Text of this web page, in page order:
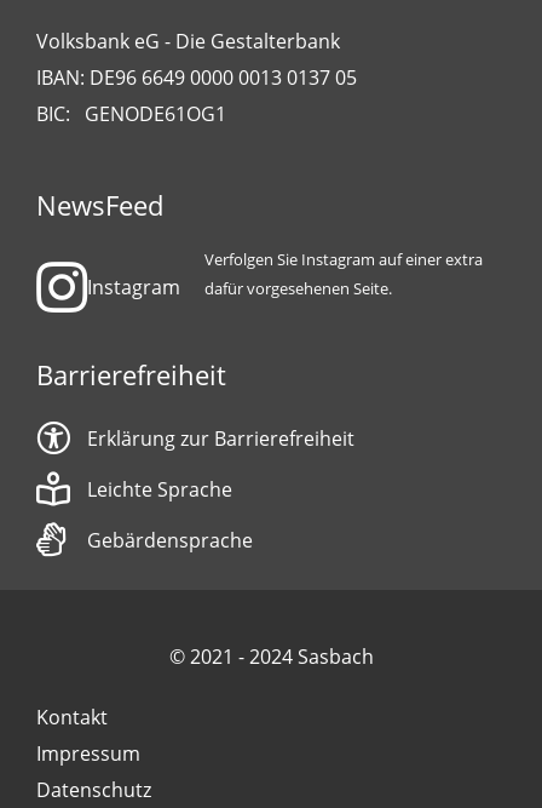
Volksbank eG - Die Gestalterbank
IBAN: DE96 6649 0000 0013 0137 05
BIC: GENODE61OG1
NewsFeed
Instagram
Verfolgen Sie Instagram auf einer extra
dafür vorgesehenen Seite.
Barrierefreiheit
Erklärung zur Barrierefreiheit
Leichte Sprache
Gebärdensprache
© 2021 - 2024 Sasbach
Kontakt
Impressum
Datenschutz